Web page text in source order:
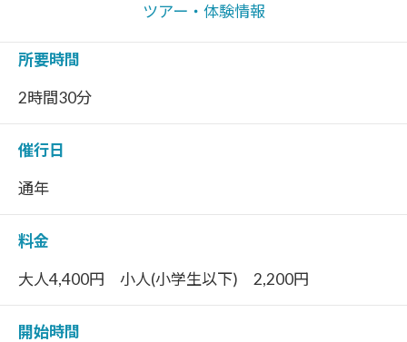
ツアー・体験情報
所要時間
2時間30分
催行日
通年
料金
大人4,400円 小人(小学生以下) 2,200円
開始時間